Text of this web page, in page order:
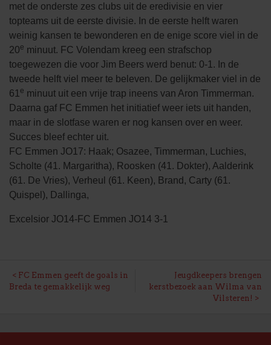
met de onderste zes clubs uit de eredivisie en vier
topteams uit de eerste divisie. In de eerste helft waren
weinig kansen te bewonderen en de enige score viel in de
20e minuut. FC Volendam kreeg een strafschop
toegewezen die voor Jim Beers werd benut: 0-1. In de
tweede helft viel meer te beleven. De gelijkmaker viel in de
61 e minuut uit een vrije trap ineens van Aron Timmerman.
Daarna gaf FC Emmen het initiatief weer iets uit handen,
maar in de slotfase waren er nog kansen over en weer.
Succes bleef echter uit.
FC Emmen JO17: Haak; Osazee, Timmerman, Luchies,
Scholte (41. Margaritha), Roosken (41. Dokter), Aalderink
(61. De Vries), Verheul (61. Keen), Brand, Carty (61.
Quispel), Dallinga,
Excelsior JO14-FC Emmen JO14 3-1
BERICHT
FC Emmen geeft de goals in
Breda te gemakkelijk weg
Jeugdkeepers brengen
kerstbezoek aan Wilma van
Vilsteren!